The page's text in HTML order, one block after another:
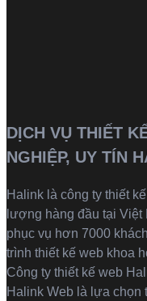
DỊCH VỤ THIẾT
NGHIỆP, UY TÍN
Halink là công ty thiết
lượng hàng đầu tại Việt
phục vụ hơn 7000
trình thiết kế web khoa
Công ty thiết kế web
Halink Web là lựa chọn